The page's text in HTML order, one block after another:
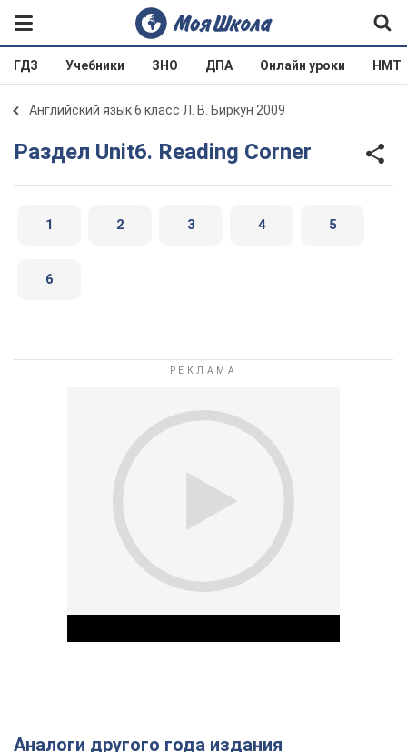
ГДЗ Учебники ЗНО ДПА Онлайн уроки НМТ
Английский язык 6 класс Л. В. Биркун 2009
Раздел Unit6. Reading Corner
1 2 3 4 5
6
Аналоги другого года издания